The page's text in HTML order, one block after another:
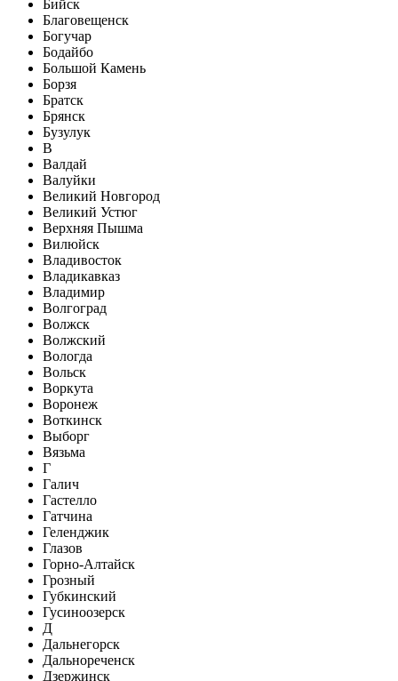
Бийск
Благовещенск
Богучар
Бодайбо
Большой Камень
Борзя
Братск
Брянск
Бузулук
В
Валдай
Валуйки
Великий Новгород
Великий Устюг
Верхняя Пышма
Вилюйск
Владивосток
Владикавказ
Владимир
Волгоград
Волжск
Волжский
Вологда
Вольск
Воркута
Воронеж
Воткинск
Выборг
Вязьма
Г
Галич
Гастелло
Гатчина
Геленджик
Глазов
Горно-Алтайск
Грозный
Губкинский
Гусиноозерск
Д
Дальнегорск
Дальнореченск
Дзержинск